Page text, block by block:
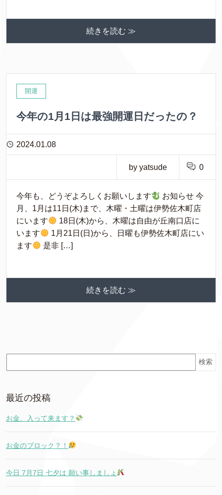
続きを読む ≫
開運
今年の1月1日は最強開運日だったの？
2024.01.08
by yatsude 0
今年も、どうぞよろしくお願いします
お知らせ 今
月、1月は11日(木)まで、木曜・土曜は伊勢佐木町店
にいます
18日(木)から、木曜は自由が丘南口店に
います
1月21日(日)から、日曜も伊勢佐木町店にい
ます
是非 […]
続きを読む ≫
検索
最近の投稿
お金、入って来ます？
お金のブロック？！
今日 7月7日 七夕は 願い事しましょ